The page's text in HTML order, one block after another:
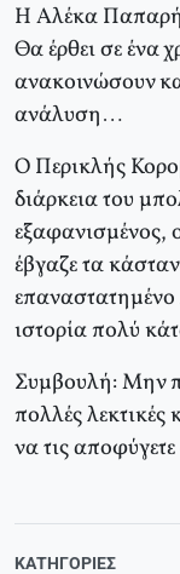
Η Αλέκα
Θα έρθει σε ένα
ανακοινώσουν
ανάλυση…
Ο Περικλής
διάρκεια του
εξαφανισμένος,
έβγαζε τα
ιστορία πολύ
Συμβουλή: Μην
πολλές λεκτικές
να τις
ΚΑΤΗΓΟΡΊΕΣ